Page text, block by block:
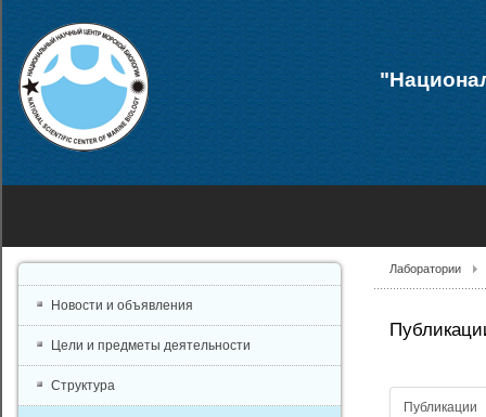
Лаборатории
Публикации
Новости и объявления
Цели и предметы деятельности
Структура